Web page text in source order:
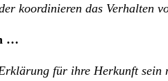
koordinieren das Verhalten
…
für ihre Herkunft sein